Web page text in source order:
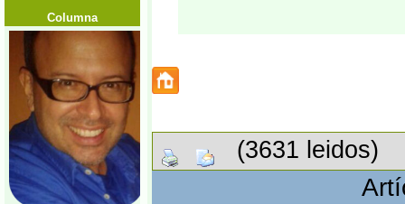
Columna
(3631 leidos)